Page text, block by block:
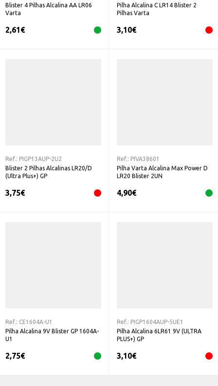
Blister 4 Pilhas Alcalina AA LR06
Varta
2,61€
Pilha Alcalina C LR14 Blister 2
Pilhas Varta
3,10€
Ref.: PIGP13AUP-2U2
Blister 2 Pilhas Alcalinas LR20/D
(Ultra Plus+) GP
3,75€
Ref.: PIVA38601
Pilha Varta Alcalina Max Power D
LR20 Blister 2UN
4,90€
Ref.: CE1604A-U1
Pilha Alcalina 9V Blister GP 1604A-
U1
2,75€
Ref.: PIGP1604AUP-5UE1
Pilha Alcalina 6LR61 9V (ULTRA
PLUS+) GP
3,10€